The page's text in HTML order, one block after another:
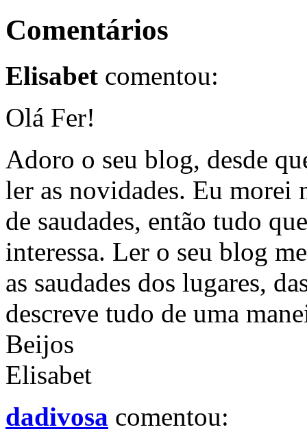
Comentários
Elisabet comentou:
Olá Fer!
Adoro o seu blog, desde
ler as novidades. Eu
de saudades, então tudo
interessa. Ler o seu blog
as saudades dos lugares,
descreve tudo de uma
Beijos
Elisabet
dadivosa comentou: